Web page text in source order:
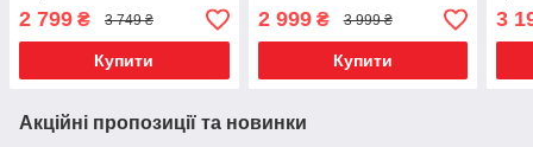
2 799 ₴ 3 749 ₴
Купити
2 999₴ 3 999 ₴
Купити
3
Акційні пропозиції та новинки